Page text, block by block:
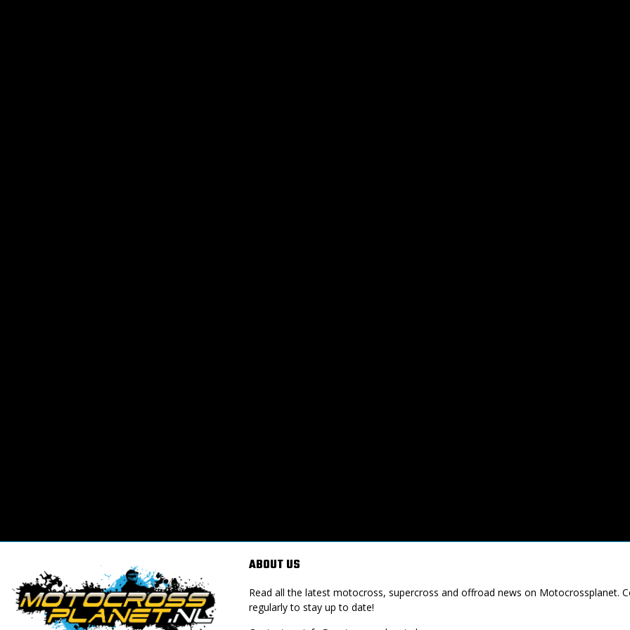
ABOUT US
Read all the latest motocross, supercross and offroad news on Motocrossplanet.
regularly to stay up to date!